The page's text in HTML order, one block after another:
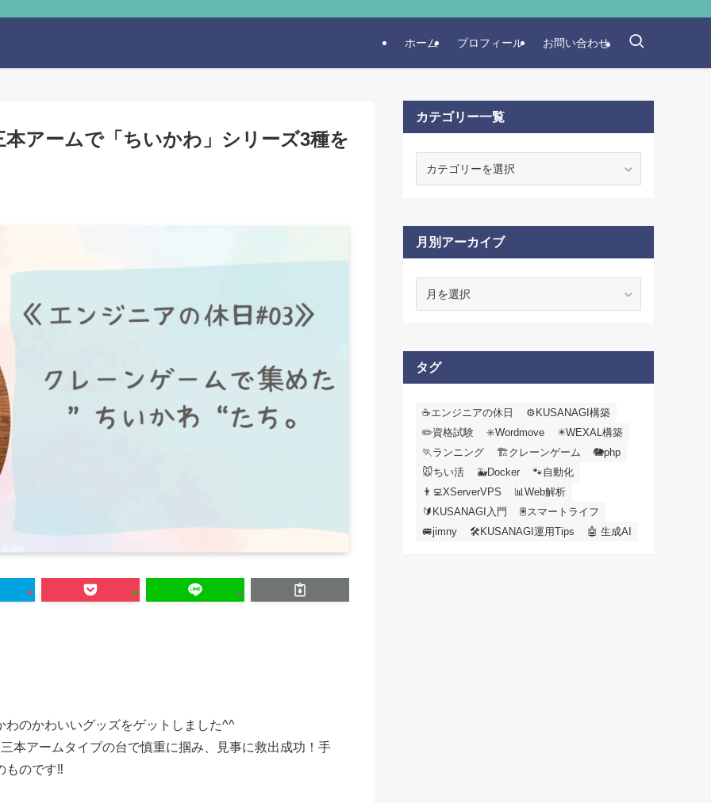
ホーム プロフィール お問い合わせ
アームで「ちいかわ」シリーズ3種を
のかわいいグッズをゲットしました^^
本アームタイプの台で慎重に掴み、見事に救出成功！手
ものです‼️
カテゴリー一覧
ー
一
月別アーカイブ
カ
イ
タグ
☕エンジニアの休日
⚙️KUSANAGI構築
✏️資格試験
✳️Wordmove
✴️WEXAL構築
🏃ランニング
🏗️クレーンゲーム
🐘php
🐭ちい活
🐳Docker
🐾自動化
👨‍💻XServerVPS
📊Web解析
🔰KUSANAGI入門
🖲️スマートライフ
🚐jimny
🛠KUSANAGI運用Tips 🤖 生成AI